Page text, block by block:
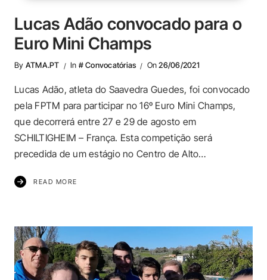
Lucas Adão convocado para o
Euro Mini Champs
By ATMA.PT In # Convocatórias On26/06/2021
Lucas Adão, atleta do Saavedra Guedes, foi convocado
pela FPTM para participar no 16º Euro Mini Champs,
que decorrerá entre 27 e 29 de agosto em
SCHILTIGHEIM – França. Esta competição será
precedida de um estágio no Centro de Alto…
READ MORE